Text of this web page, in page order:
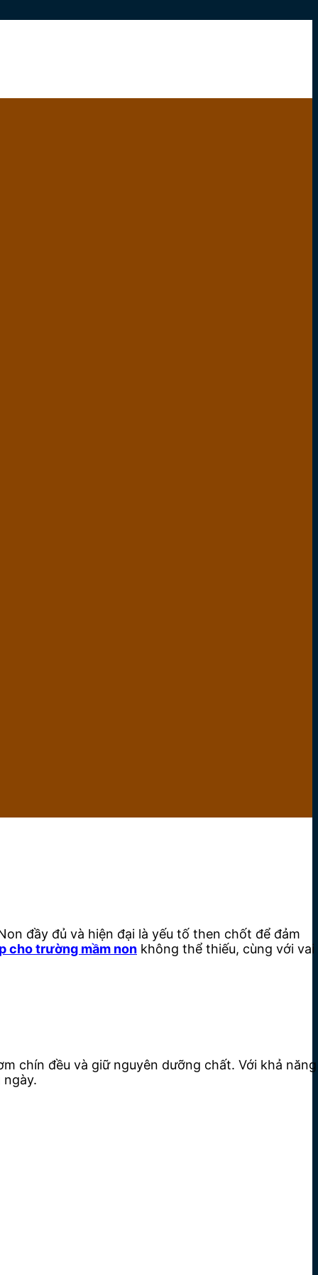
đầy đủ và hiện đại là yếu tố then chốt để đảm
cho trường mầm non không thể thiếu, cùng với vai
chín đều và giữ nguyên dưỡng chất. Với khả năng